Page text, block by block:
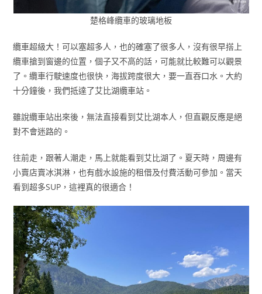
楚格峰纜車的玻璃地板
纜車超級大！可以塞超多人，也的確塞了很多人，沒有很早搭上
纜車搶到窗邊的位置，個子又不高的話，可能就比較難可以觀景
了。纜車行駛速度也很快，海拔跨度很大，要一直吞口水。大約
十分鐘後，我們抵達了艾比湖纜車站。
雖說纜車站出來後，無法直接看到艾比湖本人，但直觀反應是絕
對不會迷路的。
往前走，跟著人潮走，馬上就能看到艾比湖了。夏天時，周邊有
小賣店賣冰淇淋，也有戲水設施的租借及付費活動可參加。當天
看到超多SUP，這裡真的很適合！